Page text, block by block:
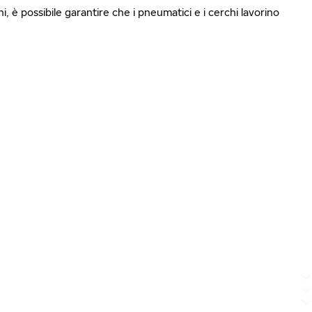
è possibile garantire che i pneumatici e i cerchi lavorino